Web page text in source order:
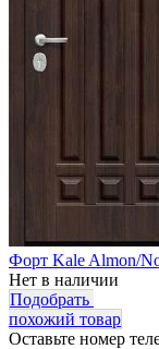
Форт Kale Almon/
Нет в наличии
Подобрать
похожий товар
Оставьте номер